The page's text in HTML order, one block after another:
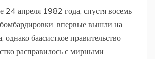
24 апреля 1982 года, спустя восемь
впервые вышли на
однако баасисткое правительство
расправилось с мирными